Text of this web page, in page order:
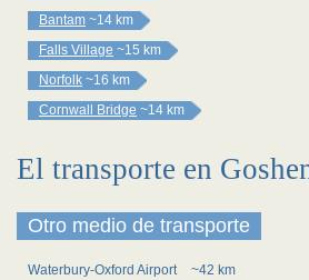
Bantam ~14 km
Falls Village ~15 km
Norfolk ~16 km
Cornwall Bridge ~14 km
El transporte en
Otro medio de transporte
Waterbury-Oxford Airport ~42 km